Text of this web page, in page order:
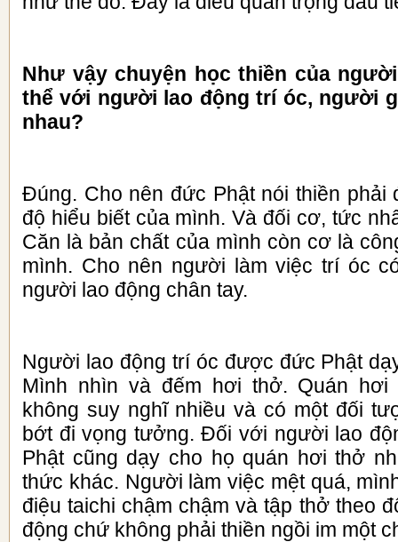
Như vậy chuyện học thiền của
thể với người lao động trí óc, người
nhau?
Đúng. Cho nên đức Phật nói thiền phải
độ hiểu biết của mình. Và đối cơ, tức
Căn là bản chất của mình còn cơ là
mình. Cho nên người làm việc trí óc
người lao động chân tay.
Người lao động trí óc được đức Phật
Mình nhìn và đếm hơi thở. Quán
không suy nghĩ nhiều và có một đối
bớt đi vọng tưởng. Đối với người lao
Phật cũng dạy cho họ quán hơi thở
thức khác. Người làm việc mệt quá,
điệu taichi chậm chậm và tập thở theo
động chứ không phải thiền ngồi im một